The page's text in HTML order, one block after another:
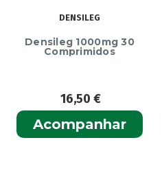
DENSILEG
Densileg 1000mg 30
Comprimidos
16,50€
Acompanhar